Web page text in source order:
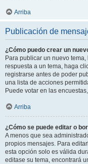
Arriba
Publicación de
¿Cómo puedo crear un
Para publicar un nuevo
respuesta a un tema, haga
registrarse antes de poder
una lista de acciones
Puede votar en las
Arriba
¿Cómo se puede editar o
A menos que sea
propios mensajes. Para
esta opción solo es válida
editase su tema, encontrará